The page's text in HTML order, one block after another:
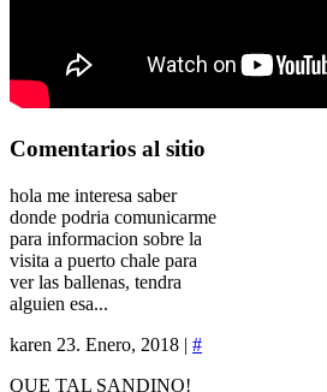
Comentarios al sitio
hola me interesa saber
donde podria comunicarme
para informacion sobre la
visita a puerto chale para
ver las ballenas, tendra
alguien esa...
karen 23. Enero, 2018 | #
QUE TAL SANDINO!